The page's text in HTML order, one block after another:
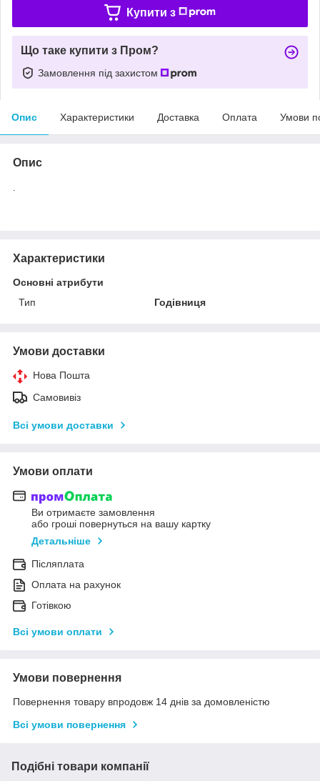
Купити з
Що таке купити з Пром?
Замовлення під захистом
Опис Характеристики Доставка Оплата Умови
Опис
Характеристики
Основні атрибути
Тип
Годівниця
Умови доставки
Нова Пошта
Самовивіз
Всі умови доставки
Умови оплати
Ви отримаєте замовлення
або гроші повернуться на вашу картку
Детальніше
Післяплата
Оплата на рахунок
Готівкою
Всі умови оплати
Умови повернення
Повернення товару впродовж 14 днів за домовленістю
Всі умови повернення
Подібні товари компанії